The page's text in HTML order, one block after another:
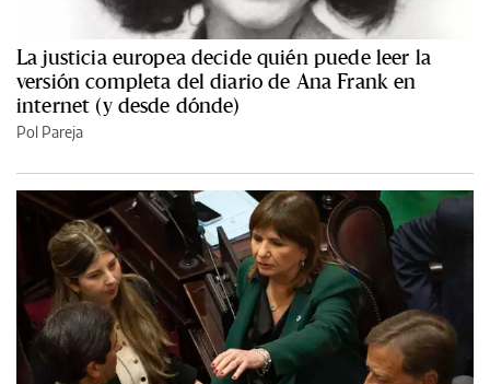
La justicia europea decide quién puede leer la
versión completa del diario de Ana Frank en
internet (y desde dónde)
Pol Pareja